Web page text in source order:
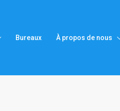
Bureaux À propos de nous